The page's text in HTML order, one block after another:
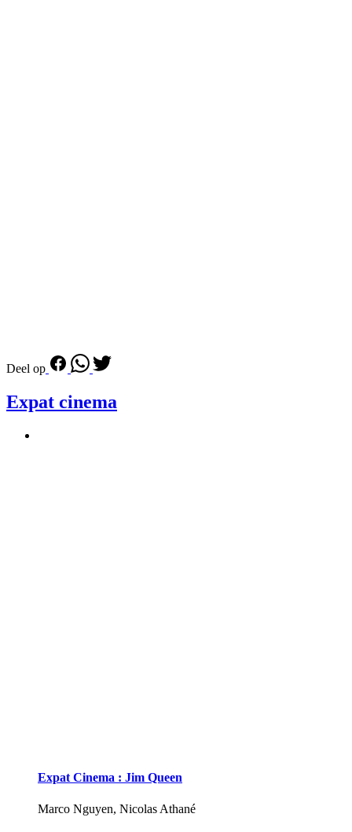
Deel op
Expat cinema
Expat Cinema : Jim Queen
Marco Nguyen, Nicolas Athané